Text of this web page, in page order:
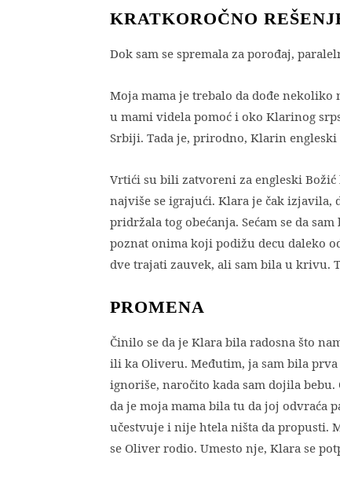
KRATKOROČNO
Dok sam se spremala za porođaj,
Moja mama je trebalo da dođe nekoliko
u mami videla pomoć i oko Klarinog
Srbiji. Tada je, prirodno, Klarin engleski
Vrtići su bili zatvoreni za engleski
najviše se igrajući. Klara je čak izjavila,
pridržala tog obećanja. Sećam se da
poznat onima koji podižu decu daleko
dve trajati zauvek, ali sam bila u krivu.
PROMENA
Činilo se da je Klara bila radosna što
ili ka Oliveru. Međutim, ja sam bila
ignoriše, naročito kada sam dojila
da je moja mama bila tu da joj odvraća
učestvuje i nije htela ništa da propusti.
se Oliver rodio. Umesto nje, Klara se